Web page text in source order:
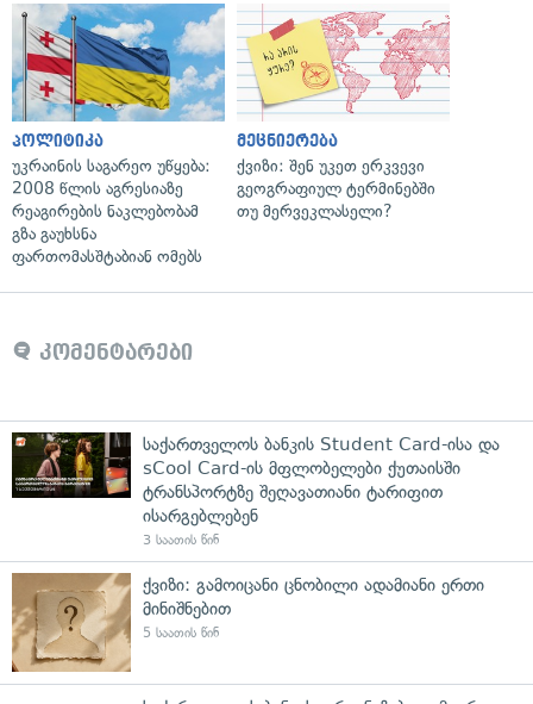
პოლიტიკა
უკრაინის საგარეო უწყება:
2008 წლის აგრესიაზე
რეაგირების ნაკლებობამ
გზა გაუხსნა
ფართომასშტაბიან ომებს
მეცნიერება
ქვიზი: შენ უკეთ ერკვევი
გეოგრაფიულ ტერმინებში
თუ მერვეკლასელი?
კომენტარები
საქართველოს ბანკის Student Card-ისა და
sCool Card-ის მფლობელები ქუთაისში
ტრანსპორტზე შეღავათიანი ტარიფით
ისარგებლებენ
3 საათის წინ
ქვიზი: გამოიცანი ცნობილი ადამიანი ერთი
მინიშნებით
5 საათის წინ